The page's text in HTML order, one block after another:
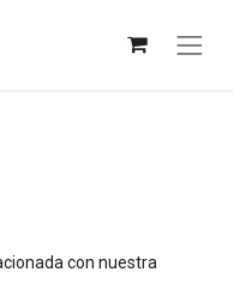
con nuestra